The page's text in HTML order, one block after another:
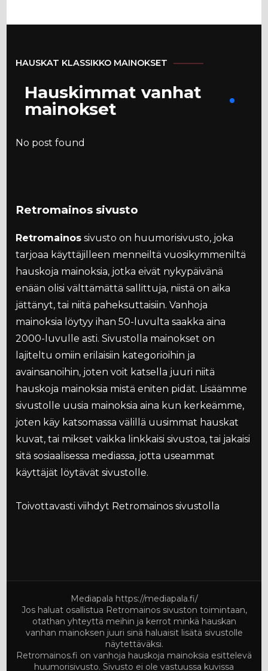
HAUSKAT KLASSIKKO MAINOKSET
Hauskimmat vanhat
mainokset
No post found
Retromainos sivusto
Retromainos sivusto on huumorisivusto, joka
tarjoaa käyttäjilleen menneiltä vuosikymmeniltä
hauskoja mainoksia, jotka eivät nykypäivänä
enään olisi välttämättä sallittuja, niistä on aika
jättänyt, tai niitä paheksuttaisiin. Vanhoja
mainoksia löytyy ihan 50-luvulta saakka aina
2000-luvulle asti. Sivustolla mainokset on
lajiteltu omiin erilaisiin kategorioihin ja
avainsanoihin, joten voit katsella juuri niitä
hauskoja mainoksia mistä eniten pidät. Lisäämme
sivustolle uusia mainoksia aina kun kerkeämme,
joten käy katsomassa välillä uusimmat hauskat
kuvat, tai mikset vaikka linkkaisi sivustoa, tai jakaisi
sitä sosiaalisessa mediassa, jotta useammat
käyttäjät löytävät sivustolle.
Toivottavasti viihdyt Retromainos sivustolla
Mediapala https://mediapala.fi/
Jos haluat osallistua Retromainos sivuston toimintaan,
otathan yhteyttä meihin ja kerrot minkä hauskan
vanhan mainoksen juuri sinä haluaisit lisätä sivustolle
näytettäväksi.
Retromainos.fi on vanhoja hauskoja mainoksia esittelevä
huumorisivusto. Sivusto ei ole vastuussa kuvissa